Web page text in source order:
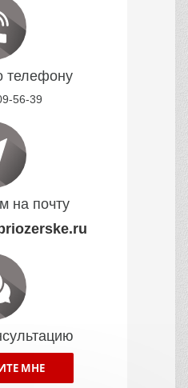
телефону
56-39
на почту
МНЕ